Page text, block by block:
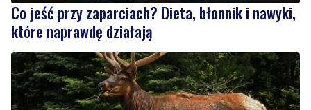
Co jeść przy zaparciach? Dieta, błonnik i nawyki,
które naprawdę działają